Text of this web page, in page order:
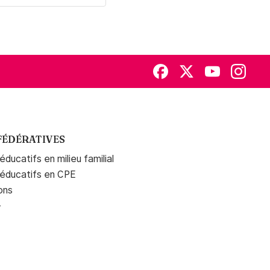
courriel
en milieu familial
en CPE